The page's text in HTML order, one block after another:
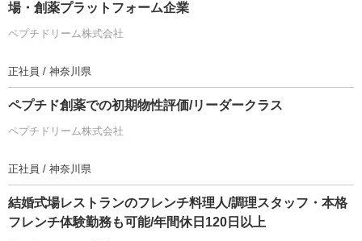
場・創薬プラットフォーム企業
ペプチドリーム株式会社
正社員 / 神奈川県
ペプチド創薬での初期物性評価/リーダークラス
ペプチドリーム株式会社
正社員 / 神奈川県
結婚式場レストランのフレンチ料理人/調理スタッフ・本格
フレンチ体験勤務も可能/年間休日120日以上